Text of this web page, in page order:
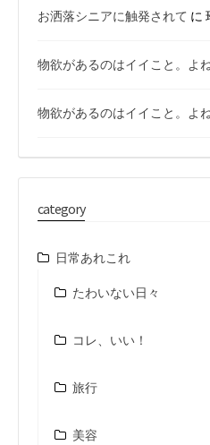
お洒落シニアに触発されて に
物欲があるのはイイこと。よ
物欲があるのはイイこと。よ
category
日常あれこれ
たわいない日々
コレ、いい！
旅行
美容